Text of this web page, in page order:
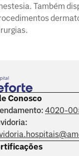
Também
Conosco
4020-